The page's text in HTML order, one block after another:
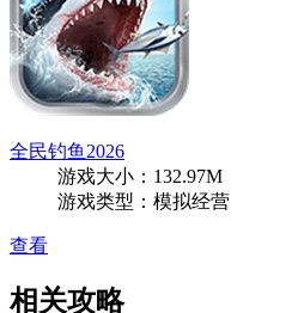
全民钓鱼2026
游戏大小：132.97M
游戏类型：模拟经营
查看
相关攻略